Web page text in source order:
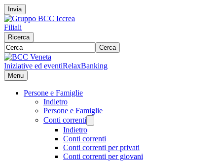
Invia
Filiali
Ricerca
Cerca
Iniziative ed eventiRelaxBanking
Menu
Persone e Famiglie
Indietro
Persone e Famiglie
Conti correnti
Indietro
Conti correnti
Conti correnti per privati
Conti correnti per giovani